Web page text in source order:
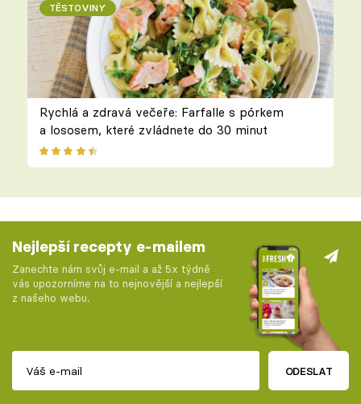
TĚSTOVINY
Rychlá a zdravá večeře: Farfalle s pórkem
a lososem, které zvládnete do 30 minut
Nejlepší recepty e-mailem
Zanechte nám svůj e-mail a až 5x týdně
vás upozorníme na to nejnovější a nejlepší
z našeho webu.
ODESLAT